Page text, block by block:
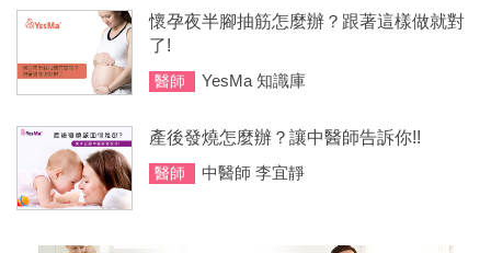
懷孕夜半腳抽筋怎麼辦？跟著這樣做就對
了!
醫師 YesMa 知識庫
產後發燒怎麼辦？讓中醫師告訴你!!
醫師 中醫師 李宜靜